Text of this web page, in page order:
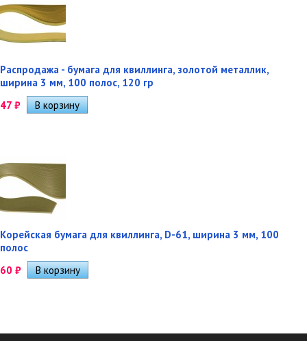
Распродажа - бумага для квиллинга, золотой металлик,
ширина 3 мм, 100 полос, 120 гр
47 ₽
Корейская бумага для квиллинга, D-61, ширина 3 мм, 100
полос
60 ₽